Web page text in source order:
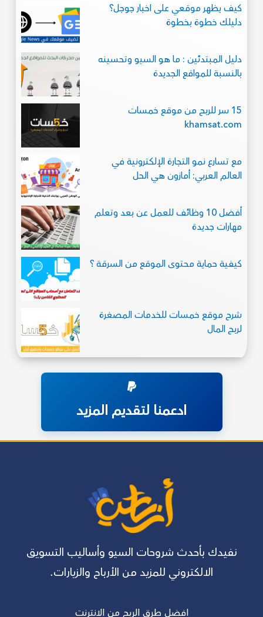
كيف يظهر موقعي على اخبار جوجل؟
دليلك خطوة بخطوة
دليل المبتدئين : ما هو السيو وتحسينه
بالنسبة للمواقع الجديدة
15 سر للربح من موقع خمسات
khamsat.com
مع تسارع نمو التجارة الإلكترونية في
العالم العربي: أمازون هي الحل
أفضل 10 وظائف للعمل عن بعد وتعلم
مهارات جديدة
كيفية حماية محتوى الموقع من السرقة ؟
شرح موقع خمسات للخدمات المصغرة
لربح المال
ادعمنا لتقديم المزيد
نفيدك بأحدث شروحات السيو وأساليب التسويق
الالكتروني للمزيد من الأرباح والزيارات.
افضل طرق الربح من الانترنت